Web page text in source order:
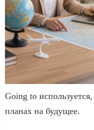
Going to
планах на будущее.